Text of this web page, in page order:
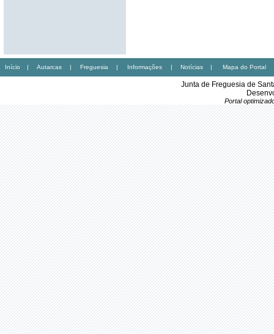
Início | Autarcas | Freguesia | Informações | Notícias | Mapa do Portal
Junta de Freguesia de
Portal